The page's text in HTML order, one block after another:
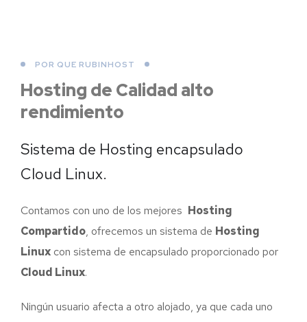
POR QUE RUBINHOST
Hosting de Calidad alto
rendimiento
Sistema de Hosting encapsulado
Cloud Linux.
Contamos con uno de los mejores Hosting
Compartido, ofrecemos un sistema de Hosting
Linux con sistema de encapsulado proporcionado por
Cloud Linux.
Ningún usuario afecta a otro alojado, ya que cada uno